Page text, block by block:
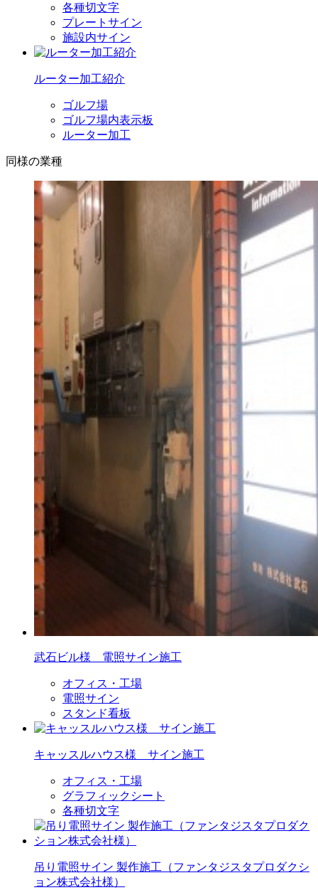
各種切文字
プレートサイン
施設内サイン
ルーター加工紹介
ゴルフ場
ゴルフ場内表示板
ルーター加工
同様の業種
武石ビル様 電照サイン施工
オフィス・工場
電照サイン
スタンド看板
キャッスルハウス様 サイン施工
オフィス・工場
グラフィックシート
各種切文字
吊り電照サイン 製作施工（ファンタジスタプロダクシ
ョン株式会社様）